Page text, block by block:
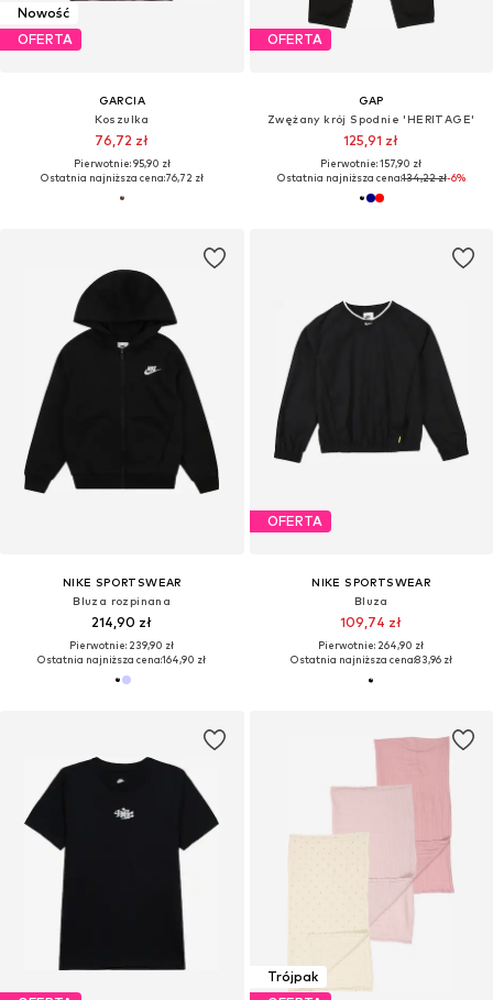
Nowość
OFERTA
GARCIA
Koszulka
76,72 zł
Pierwotnie: 95,90 zł
Ostatnia najniższa cena:76,72 zł
OFERTA
GAP
Zwężany krój Spodnie 'HERITAGE'
125,91 zł
Pierwotnie: 157,90 zł
Ostatnia najniższa cena:134,22 zł-6%
NIKE SPORTSWEAR
Bluza rozpinana
214,90 zł
Pierwotnie: 239,90 zł
Ostatnia najniższa cena:164,90 zł
OFERTA
NIKE SPORTSWEAR
Bluza
109,74 zł
Pierwotnie: 264,90 zł
Ostatnia najniższa cena:83,96 zł
Trójpak